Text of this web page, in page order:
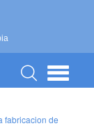
fabricacion de